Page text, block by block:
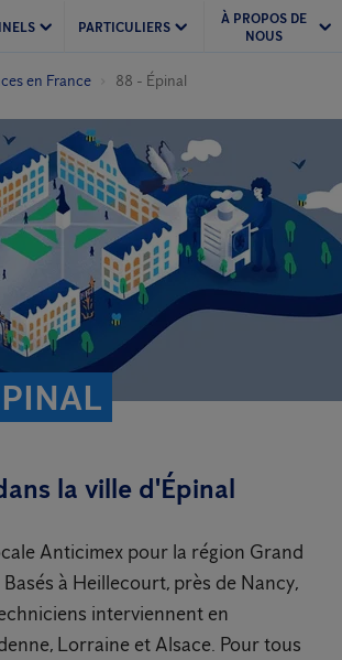
PARTICULIERS
À PROPOS DE
NOUS
en France 88 - Épinal
la ville d'Épinal
Anticimex pour la région Grand
à Heillecourt, près de Nancy,
interviennent en
Lorraine et Alsace. Pour tous